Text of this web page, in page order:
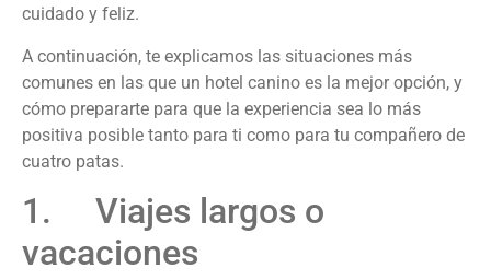
cuidado y feliz.
A continuación, te explicamos las situaciones más
comunes en las que un hotel canino es la mejor opción, y
cómo prepararte para que la experiencia sea lo más
positiva posible tanto para ti como para tu compañero de
cuatro patas.
1. Viajes largos o
vacaciones